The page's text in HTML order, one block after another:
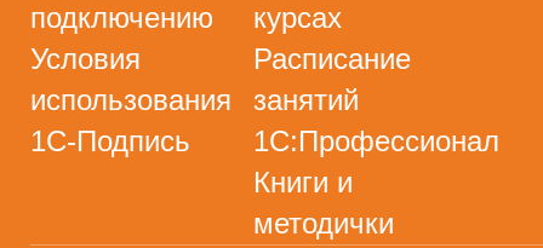
подключению
Условия
использования
1С-Подпись
курсах
Расписание
занятий
1С:Профессионал
Книги и
методички